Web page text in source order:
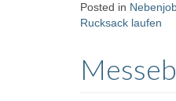
Posted in
Rucksack laufen